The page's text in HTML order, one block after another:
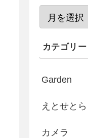
カテゴリー
Garden
えとせとら
カメラ